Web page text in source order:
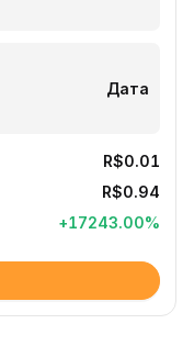
Дата
R$0.01
R$0.94
+17243.00%